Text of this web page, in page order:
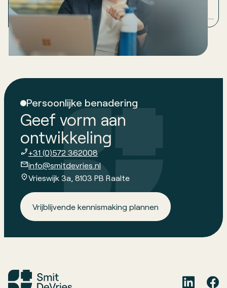
techniek, maar om sturing. Ontdek hoe inrichting,
begeleiding en vooruitkijken zorgen dat strategie en
doelen daadwerkelijk worden gerealiseerd.
Persoonlijke benadering
Geef vorm aan
ontwikkeling
+31 (0)572 362008
info@smitdevries.nl
Vrieswijk 3a, 8103 PB Raalte
Vrijblijvende kennismaking plannen